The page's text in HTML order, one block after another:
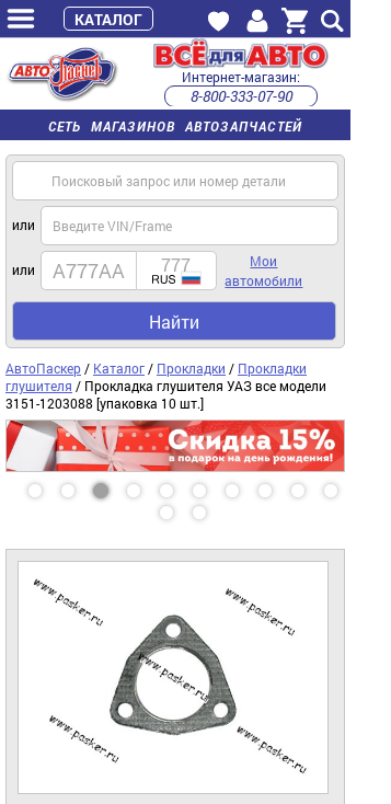
СЕТЬ МАГАЗИНОВ АВТОЗАПЧАСТЕЙ
Интернет-магазин:
8-800-333-07-90
часы работы с 9:00 до 22:00 (пн-пт)
или
или
Мои
автомобили
Найти
АвтоПаскер / Каталог / Прокладки / Прокладки
глушителя / Прокладка глушителя УАЗ все модели
3151-1203088 [упаковка 10 шт.]
КАТАЛОГ